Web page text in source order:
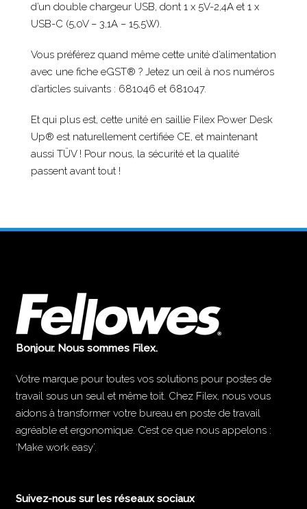
d’un double chargeur USB, dont 1 x 5V-2,4A et 1 x
USB-C (5,0V – 3,1A – 15,5W).
Vous préférez quand même cette unité d’alimentation
avec une fiche eGST® ? Jetez un œil à nos numéros
d’articles suivants : 681046 et 681047.
Et qui plus est, cette unité en saillie Filex Power Desk
Up® est naturellement certifiée CE, et maintenant
aussi TÜV ! Pour nous, la sécurité et la qualité
passent avant tout !
Bonjour. Nous sommes Filex.
Votre marque pour toutes vos solutions pour postes de
travail sous un seul et même toit. Chez Filex, nous vous
aidons à transformer votre bureau en poste de travail
agréable et ergonomique. C’est ce que nous appelons :
‘Make work easy’.
Suivez-nous sur les réseaux sociaux